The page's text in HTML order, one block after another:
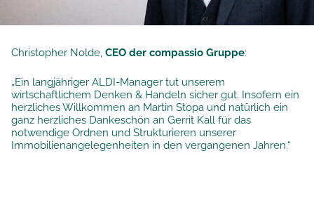
Christopher Nolde, CEO der compassio Gruppe:
„Ein langjähriger ALDI-Manager tut unserem
wirtschaftlichem Denken & Handeln sicher gut. Insofern ein
herzliches Willkommen an Martin Stopa und natürlich ein
ganz herzliches Dankeschön an Gerrit Kall für das
notwendige Ordnen und Strukturieren unserer
Immobilienangelegenheiten in den vergangenen Jahren.“